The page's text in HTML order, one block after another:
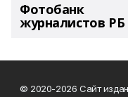
Фотобанк
журналистов РБ
© 2020-2026 Сайт